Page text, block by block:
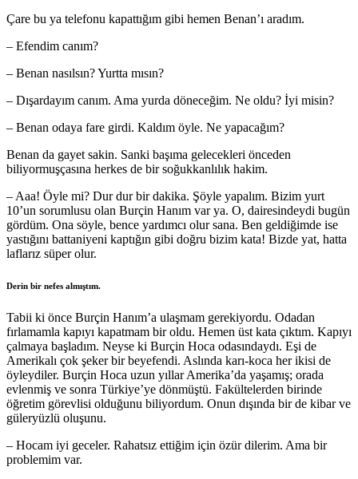
Çare bu ya telefonu kapattığım gibi hemen Benan’ı aradım.
– Efendim canım?
– Benan nasılsın? Yurtta mısın?
– Dışardayım canım. Ama yurda döneceğim. Ne oldu? İyi misin?
– Benan odaya fare girdi. Kaldım öyle. Ne yapacağım?
Benan da gayet sakin. Sanki başıma gelecekleri önceden
biliyormuşçasına herkes de bir soğukkanlılık hakim.
– Aaa! Öyle mi? Dur dur bir dakika. Şöyle yapalım. Bizim yurt
10’un sorumlusu olan Burçin Hanım var ya. O, dairesindeydi bugün
gördüm. Ona söyle, bence yardımcı olur sana. Ben geldiğimde ise
yastığını battaniyeni kaptığın gibi doğru bizim kata! Bizde yat, hatta
laflarız süper olur.
Derin bir nefes almıştım.
Tabii ki önce Burçin Hanım’a ulaşmam gerekiyordu. Odadan
fırlamamla kapıyı kapatmam bir oldu. Hemen üst kata çıktım. Kapıyı
çalmaya başladım. Neyse ki Burçin Hoca odasındaydı. Eşi de
Amerikalı çok şeker bir beyefendi. Aslında karı-koca her ikisi de
öyleydiler. Burçin Hoca uzun yıllar Amerika’da yaşamış; orada
evlenmiş ve sonra Türkiye’ye dönmüştü. Fakültelerden birinde
öğretim görevlisi olduğunu biliyordum. Onun dışında bir de kibar ve
güleryüzlü oluşunu.
– Hocam iyi geceler. Rahatsız ettiğim için özür dilerim. Ama bir
problemim var.